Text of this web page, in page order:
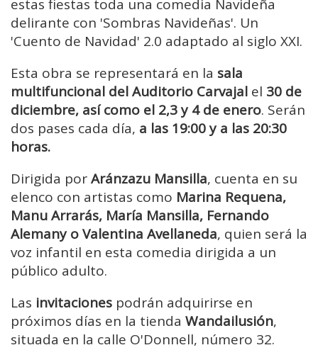
estas fiestas toda una comedia Navideña
delirante con 'Sombras Navideñas'. Un
'Cuento de Navidad' 2.0 adaptado al siglo XXI.
Esta obra se representará en la sala
multifuncional del Auditorio Carvajal el 30 de
diciembre, así como el 2,3 y 4 de enero. Serán
dos pases cada día, a las 19:00 y a las 20:30
horas.
Dirigida porAránzazu Mansilla, cuenta en su
elenco con artistas como Marina Requena,
Manu Arrarás, María Mansilla, Fernando
Alemany o Valentina Avellaneda, quien será la
voz infantil en esta comedia dirigida a un
público adulto.
Las invitaciones podrán adquirirse en
próximos días en la tienda Wandailusión,
situada en la calle O'Donnell, número 32.